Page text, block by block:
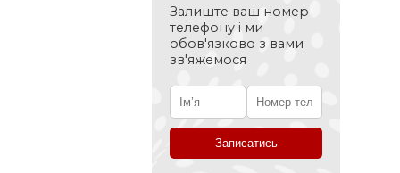
Залиште ваш номер
телефону і ми
обов'язково з вами
зв'яжемося